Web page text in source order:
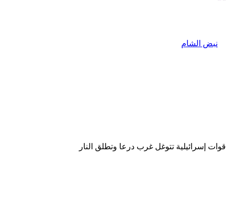
قوات إسرائيلية تتوغل غرب درعا وتطلق النار